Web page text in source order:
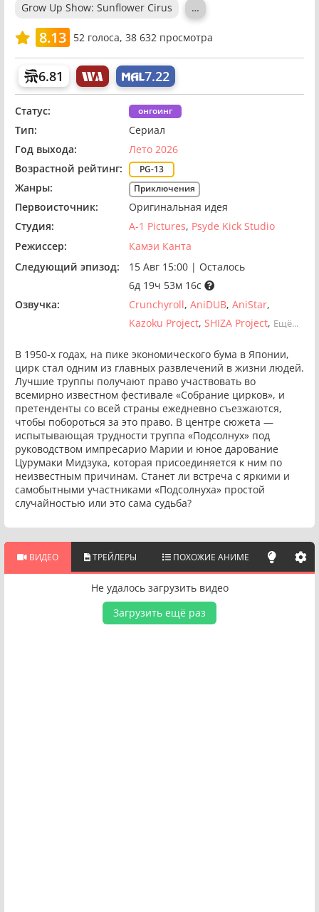
Grow Up Show: Sunflower Cirus
…
8.13 52голоса, 38 632 просмотра
6.81 7.22
Статус: онгоинг
Тип:
Сериал
Год выхода:
Лето 2026
Возрастной рейтинг:
PG-13
Жанры: Приключения
Первоисточник:
Оригинальная идея
Студия:
A-1 Pictures Psyde Kick Studio
Режиссер:
Камэи Канта
Следующий эпизод:
15 Авг 15:00 | Осталось
6д 19ч 53м 16с
Озвучка:
Crunchyroll AniDUB AniStar
Kazoku Project SHIZA Project Ещё...
В 1950-х годах, на пике экономического бума в Японии,
цирк стал одним из главных развлечений в жизни людей.
Лучшие труппы получают право участвовать во
всемирно известном фестивале «Собрание цирков», и
претенденты со всей страны ежедневно съезжаются,
чтобы побороться за это право. В центре сюжета —
испытывающая трудности труппа «Подсолнух» под
руководством импресарио Марии и юное дарование
Цурумаки Мидзука, которая присоединяется к ним по
неизвестным причинам. Станет ли встреча с яркими и
самобытными участниками «Подсолнуха» простой
случайностью или это сама судьба?
ВИДЕО ТРЕЙЛЕРЫ ПОХОЖИЕ АНИМЕ
Не удалось загрузить видео
Загрузить ещё раз